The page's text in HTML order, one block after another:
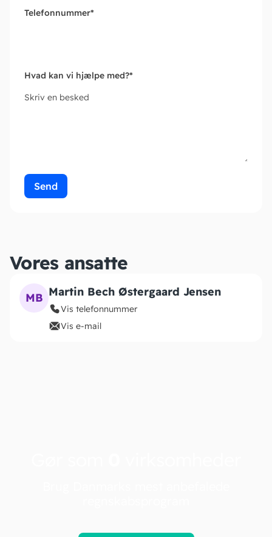
Telefonnummer*
Hvad kan vi hjælpe med?*
Skriv en besked
Send
Vores ansatte
MB Martin Bech Østergaard Jensen
Vis telefonnummer
Vis e-mail